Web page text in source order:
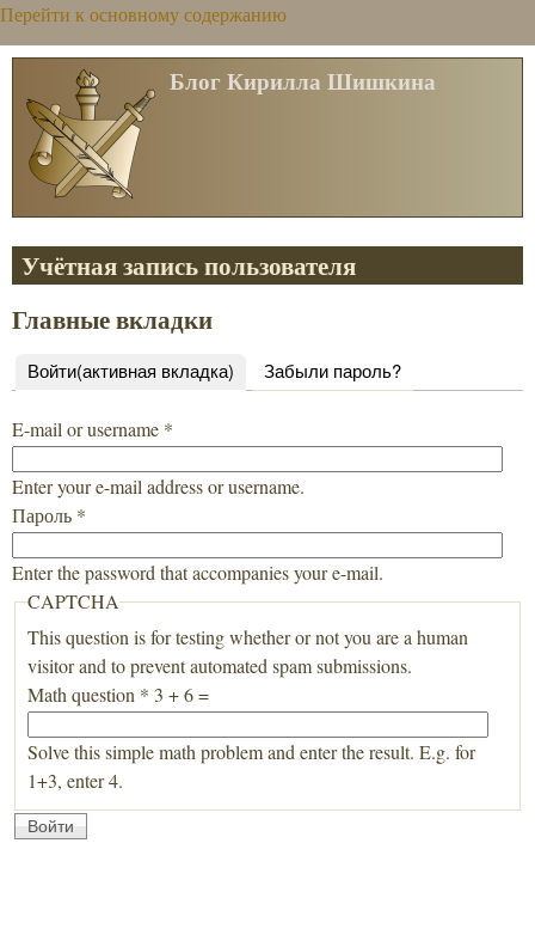
Перейти к основному содержанию
Блог Кирилла Шишкина
Учётная запись пользователя
Главные вкладки
Войти(активная вкладка) Забыли пароль?
E-mail or username *
Enter your e-mail address or username.
Пароль *
Enter the password that accompanies your e-mail.
CAPTCHA
This question is for testing whether or not you are a human
visitor and to prevent automated spam submissions.
Math question * 3 + 6 =
Solve this simple math problem and enter the result. E.g. for
1+3, enter 4.